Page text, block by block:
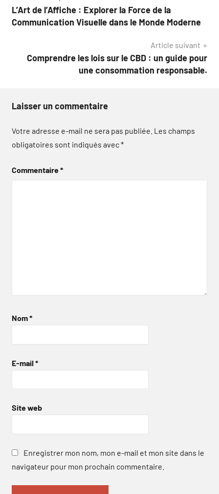
de
L’Art de l’Affiche : Explorer la Force de la
Communication Visuelle dans le Monde Moderne
Article suivant
Comprendre les lois sur le CBD : un guide pour
une consommation responsable.
Laisser un commentaire
Votre adresse e-mail ne sera pas publiée. Les champs
obligatoires sont indiqués avec*
Commentaire*
Nom*
E-mail *
Site web
Enregistrer mon nom, mon e-mail et mon site dans le
navigateur pour mon prochain commentaire.